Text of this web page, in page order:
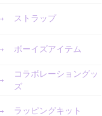
ストラップ
ボーイズアイテム
コラボレーショングッ
ズ
ラッピングキット